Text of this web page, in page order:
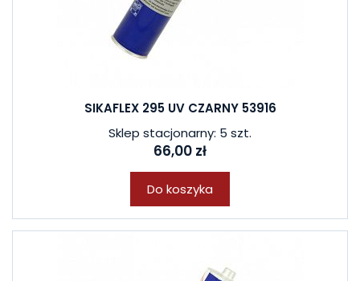
SIKAFLEX 295 UV CZARNY 53916
Sklep stacjonarny: 5 szt.
66,00 zł
Do koszyka